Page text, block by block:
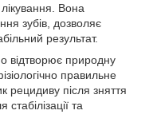
Вона
зубів, дозволяє
результат.
відтворює природну
правильне
рецидиву після зняття
та